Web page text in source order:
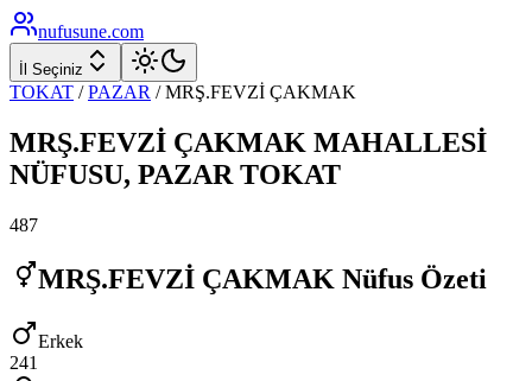
nufusune.com
İl Seçiniz
TOKAT / PAZAR /MRŞ.FEVZİ ÇAKMAK
MRŞ.FEVZİ ÇAKMAK MAHALLESİ
NÜFUSU, PAZAR TOKAT
487
MRŞ.FEVZİ ÇAKMAK Nüfus Özeti
Erkek
241